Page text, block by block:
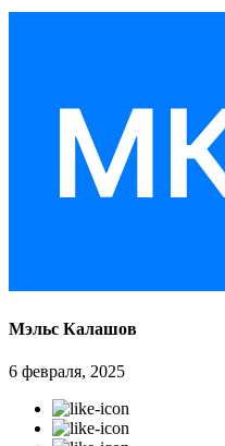
Мэльс Калашов
6 февраля, 2025